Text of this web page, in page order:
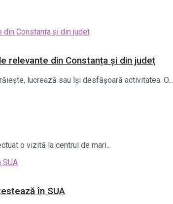
relevante din Constanța și din județ
lucrează sau își desfășoară activitatea. O...
o vizită la centrul de mari...
în SUA